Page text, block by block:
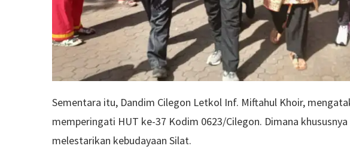
Sementara itu, Dandim Cilegon Letkol Inf. Miftahul Khoir,
memperingati HUT ke-37 Kodim 0623/Cilegon. Dimana
melestarikan kebudayaan Silat.